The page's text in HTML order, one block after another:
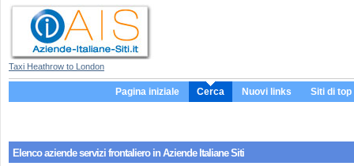
Taxi Heathrow to London
Pagina iniziale Cerca Nuovi links Siti di top
Elenco aziende servizi frontalieroin Aziende Italiane Siti